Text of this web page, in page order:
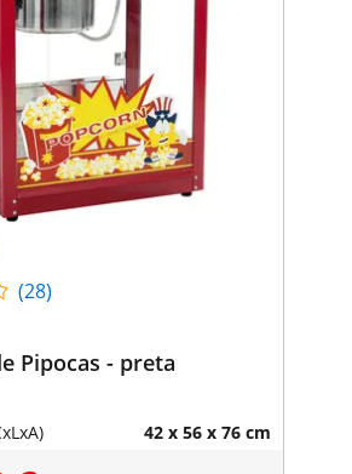
(28)
Pipocas - preta
42 x 56 x 76 cm